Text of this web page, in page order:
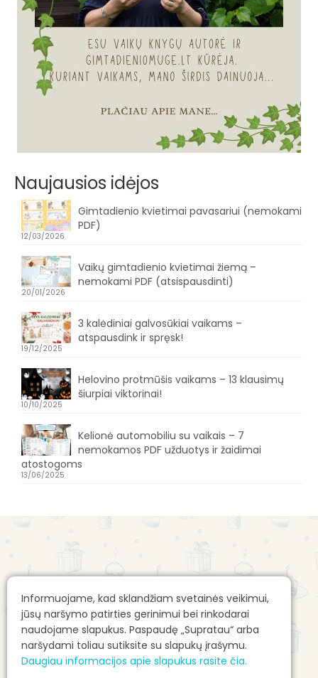
Informuojame, kad sklandžiam svetainės veikimui,
jūsų naršymo patirties gerinimui bei rinkodarai
naudojame slapukus. Paspaudę „Supratau“ arba
naršydami toliau sutiksite su slapukų įrašymu.
Daugiau informacijos apie slapukus rasite čia.
Naujausios idėjos
Gimtadienio kvietimai pavasariui (nemokami
PDF)
12/03/2026
Vaikų gimtadienio kvietimai žiemą –
nemokami PDF (atsispausdinti)
20/01/2026
3 kalėdiniai galvosūkiai vaikams –
atspausdink ir spręsk!
19/12/2025
Helovino protmūšis vaikams – 13 klausimų
šiurpiai viktorinai!
10/10/2025
Kelionė automobiliu su vaikais – 7
nemokamos PDF užduotys ir žaidimai
atostogoms
13/06/2025
Apie mane: Alvilė Rimaitė
Reklamos talpinimo taisyklės
Pirkimo sąlygos e. parduotuvėje
E. parduotuvės prekių pristatymas
Autorių teisės ir kita intelektinė nuosavybė